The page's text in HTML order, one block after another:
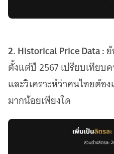
2. Historical Price Data :
ตั้งแต่ปี 2567 เปรียบเทียบ
และวิเคราะห์ว่าคนไทยต้อ
มากน้อยเพียงใด